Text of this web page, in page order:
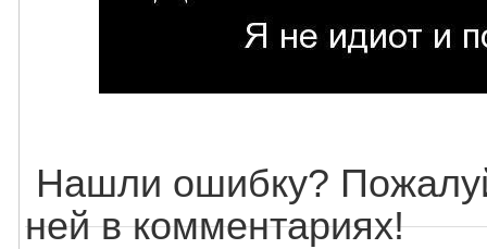
Нашли ошибку?
ней в комментариях!